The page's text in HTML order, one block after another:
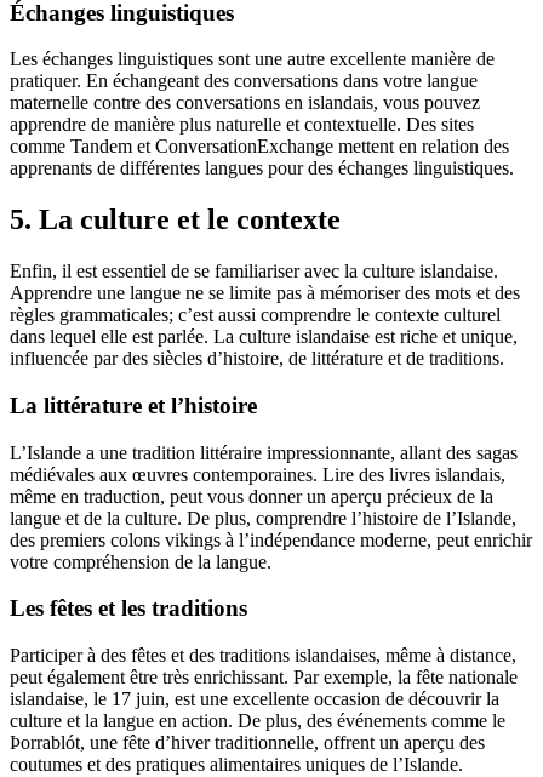
Échanges linguistiques
Les échanges linguistiques sont une autre excellente manière de
pratiquer. En échangeant des conversations dans votre langue
maternelle contre des conversations en islandais, vous pouvez
apprendre de manière plus naturelle et contextuelle. Des sites
comme Tandem et ConversationExchange mettent en relation des
apprenants de différentes langues pour des échanges linguistiques.
5. La culture et le contexte
Enfin, il est essentiel de se familiariser avec la culture islandaise.
Apprendre une langue ne se limite pas à mémoriser des mots et des
règles grammaticales; c’est aussi comprendre le contexte culturel
dans lequel elle est parlée. La culture islandaise est riche et unique,
influencée par des siècles d’histoire, de littérature et de traditions.
La littérature et l’histoire
L’Islande a une tradition littéraire impressionnante, allant des sagas
médiévales aux œuvres contemporaines. Lire des livres islandais,
même en traduction, peut vous donner un aperçu précieux de la
langue et de la culture. De plus, comprendre l’histoire de l’Islande,
des premiers colons vikings à l’indépendance moderne, peut enrichir
votre compréhension de la langue.
Les fêtes et les traditions
Participer à des fêtes et des traditions islandaises, même à distance,
peut également être très enrichissant. Par exemple, la fête nationale
islandaise, le 17 juin, est une excellente occasion de découvrir la
culture et la langue en action. De plus, des événements comme le
Þorrablót, une fête d’hiver traditionnelle, offrent un aperçu des
coutumes et des pratiques alimentaires uniques de l’Islande.